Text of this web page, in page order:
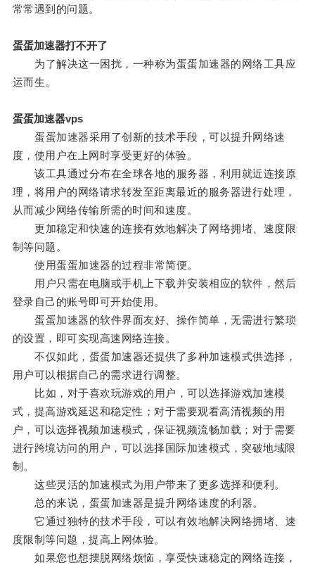
常常遇到的问题。
蛋蛋加速器打不开了
为了解决这一困扰，一种称为蛋蛋加速器的网络工具应
运而生。
蛋蛋加速器vps
蛋蛋加速器采用了创新的技术手段，可以提升网络速
度，使用户在上网时享受更好的体验。
该工具通过分布在全球各地的服务器，利用就近连接原
理，将用户的网络请求转发至距离最近的服务器进行处理，
从而减少网络传输所需的时间和速度。
更加稳定和快速的连接有效地解决了网络拥堵、速度限
制等问题。
使用蛋蛋加速器的过程非常简便。
用户只需在电脑或手机上下载并安装相应的软件，然后
登录自己的账号即可开始使用。
蛋蛋加速器的软件界面友好、操作简单，无需进行繁琐
的设置，即可实现高速网络连接。
不仅如此，蛋蛋加速器还提供了多种加速模式供选择，
用户可以根据自己的需求进行调整。
比如，对于喜欢玩游戏的用户，可以选择游戏加速模
式，提高游戏延迟和稳定性；对于需要观看高清视频的用
户，可以选择视频加速模式，保证视频流畅加载；对于需要
进行跨境访问的用户，可以选择国际加速模式，突破地域限
制。
这些灵活的加速模式为用户带来了更多选择和便利。
总的来说，蛋蛋加速器是提升网络速度的利器。
它通过独特的技术手段，可以有效地解决网络拥堵、速
度限制等问题，提高上网体验。
如果您也想摆脱网络烦恼，享受快速稳定的网络连接，